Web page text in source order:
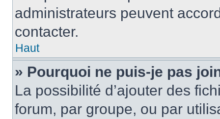
administrateurs peuvent
contacter.
Haut
» Pourquoi ne puis-je pas
La possibilité d’ajouter des
forum, par groupe, ou par